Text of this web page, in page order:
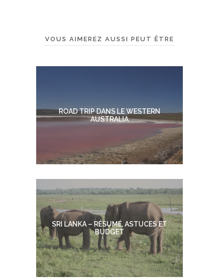
VOUS AIMEREZ AUSSI PEUT ÊTRE
ROAD TRIP DANS LE WESTERN
AUSTRALIA
SRI LANKA – RÉSUMÉ, ASTUCES ET
BUDGET